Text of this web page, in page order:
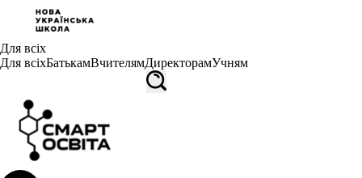
Для всіх
Для всіхБатькамВчителямДиректорамУчням